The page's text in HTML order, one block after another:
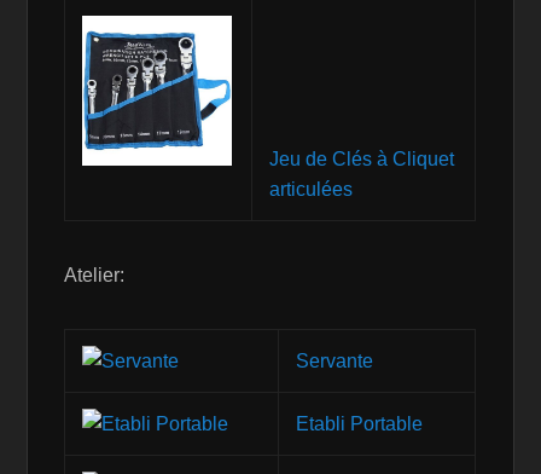
Jeu de Clés à Cliquet
articulées
Atelier:
Servante
Etabli Portable